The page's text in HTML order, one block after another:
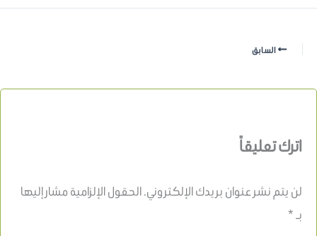
السابق
اترك تعليقاً
لن يتم نشر عنوان بريدك الإلكتروني.الحقول الإلزامية مشار إليها
بـ*